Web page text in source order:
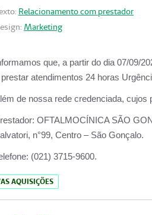
Relacionamento com prestador
Marketing
que, a partir do dia 07/09/
atendimentos 24 horas
de nossa rede credenciada,
n°99, Centro – São Gonçalo.
(021) 3715-9600.
AQUISIÇÕES